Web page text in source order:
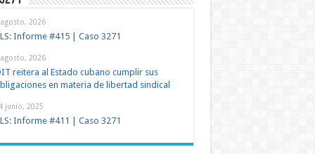
2026
Informe #415 | Caso 3271
2026
reitera al Estado cubano cumplir sus
en materia de libertad sindical
junio, 2025
Informe #411 | Caso 3271